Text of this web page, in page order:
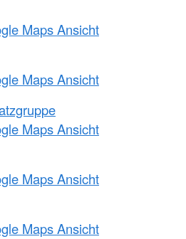
Maps Ansicht
Maps Ansicht
Maps Ansicht
Maps Ansicht
Maps Ansicht